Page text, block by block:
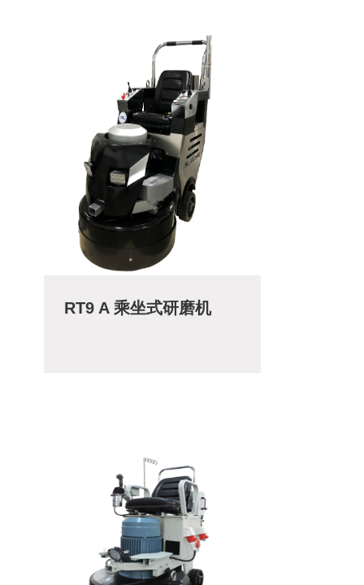
RT9 A 乘坐式研磨机